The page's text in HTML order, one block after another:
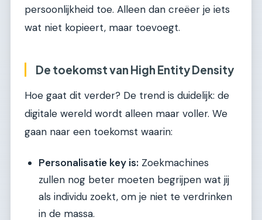
persoonlijkheid toe. Alleen dan creëer je iets
wat niet kopieert, maar toevoegt.
De toekomst van High Entity Density
Hoe gaat dit verder? De trend is duidelijk: de
digitale wereld wordt alleen maar voller. We
gaan naar een toekomst waarin:
Personalisatie key is: Zoekmachines
zullen nog beter moeten begrijpen wat jij
als individu zoekt, om je niet te verdrinken
in de massa.